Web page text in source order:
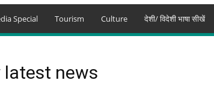
Special Tourism Culture देशी/ विदेशी भाषा सीखें
latest news